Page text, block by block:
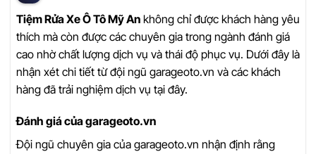
Tiệm Rửa Xe Ô Tô Mỹ An không chỉ được khách hàng yêu
thích mà còn được các chuyên gia trong ngành đánh giá
cao nhờ chất lượng dịch vụ và thái độ phục vụ. Dưới đây là
nhận xét chi tiết từ đội ngũ garageoto.vn và các khách
hàng đã trải nghiệm dịch vụ tại đây.
Đánh giá của garageoto.vn
Đội ngũ chuyên gia của garageoto.vn nhận định rằng